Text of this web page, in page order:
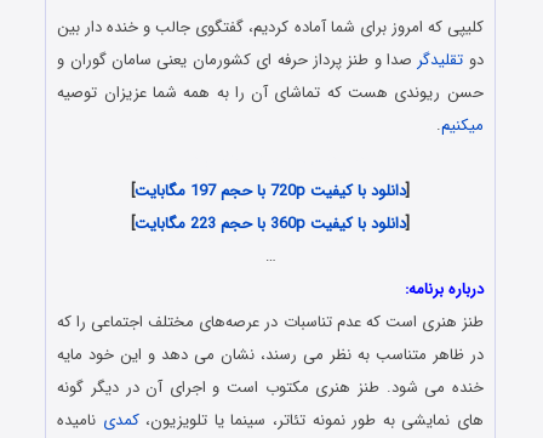
کلیپی که امروز برای شما آماده کردیم، گفتگوی جالب و خنده دار بین
دو تقلیدگرصدا و طنز پرداز حرفه ای کشورمان یعنی سامان گوران و
حسن ریوندی هست که تماشای آن را به همه شما عزیزان توصیه
میکنیم.
[دانلود با کیفیت 720p با حجم 197 مگابایت
]
[دانلود با کیفیت 360p با حجم 223 مگابایت
]
…
درباره برنامه:
طنز هنری است که عدم تناسبات در عرصه‌های مختلف اجتماعی را که
در ظاهر متناسب به نظر می‌ رسند، نشان می‌ دهد و این خود مایه
خنده می‌ شود. طنز هنری مکتوب است و اجرای آن در دیگر گونه‌
های نمایشی به‌ طور نمونه تئاتر، سینما یا تلویزیون،کمدی نامیده